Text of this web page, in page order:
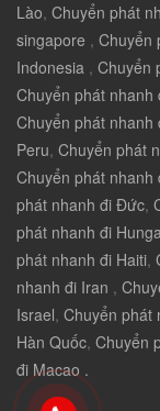
Lào, Chuyển phát
singapore , Chuyển
Indonesia , Chuyển
Chuyển phát nhanh
Chuyển phát nhanh
Peru, Chuyển phát
Chuyển phát nhanh
phát nhanh đi Đức,
phát nhanh đi
phát nhanh đi Haiti,
nhanh đi Iran ,
Israel, Chuyển phát
Hàn Quốc, Chuyển
đi Macao .